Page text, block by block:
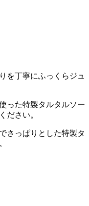
を丁寧にふっくらジュ
った特製タルタルソー
ださい。
さっぱりとした特製タ